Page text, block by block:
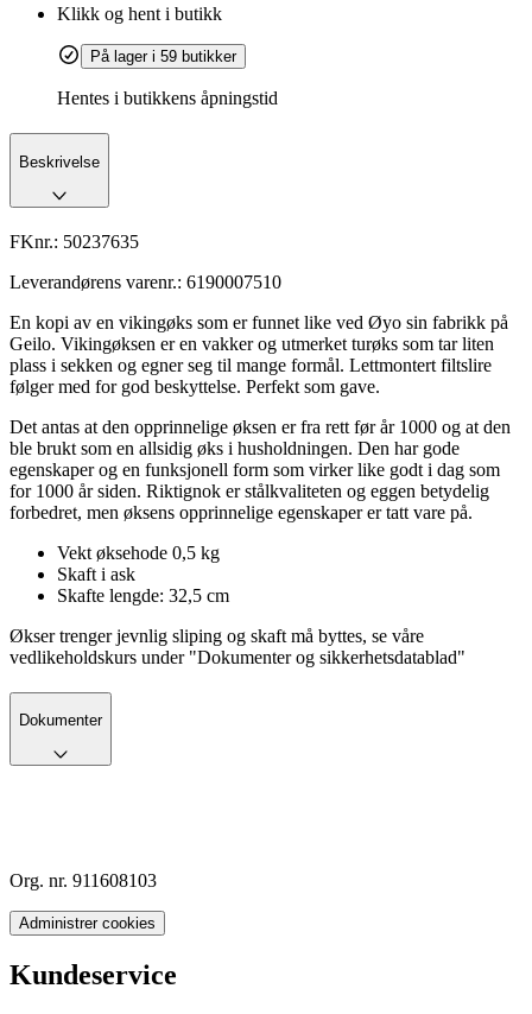
Klikk og hent i butikk
På lager i 59 butikker
Hentes i butikkens åpningstid
Beskrivelse
FKnr.: 50237635
Leverandørens varenr.: 6190007510
En kopi av en vikingøks som er funnet like ved Øyo sin fabrikk på
Geilo. Vikingøksen er en vakker og utmerket turøks som tar liten
plass i sekken og egner seg til mange formål. Lettmontert filtslire
følger med for god beskyttelse. Perfekt som gave.
Det antas at den opprinnelige øksen er fra rett før år 1000 og at den
ble brukt som en allsidig øks i husholdningen. Den har gode
egenskaper og en funksjonell form som virker like godt i dag som
for 1000 år siden. Riktignok er stålkvaliteten og eggen betydelig
forbedret, men øksens opprinnelige egenskaper er tatt vare på.
Vekt øksehode 0,5 kg
Skaft i ask
Skafte lengde: 32,5 cm
Økser trenger jevnlig sliping og skaft må byttes, se våre
vedlikeholdskurs under "Dokumenter og sikkerhetsdatablad"
Dokumenter
Org. nr. 911608103
Administrer cookies
Kundeservice